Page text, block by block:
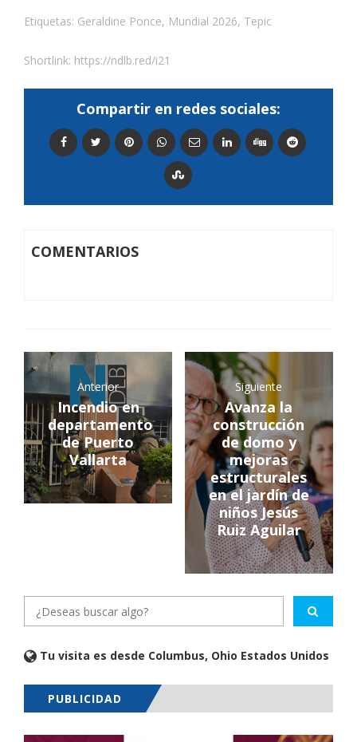
Etiquetas: Geraldine Ponce, Mundial 2026, Tepic
Shortlink: https://ndlb.red/i21
Compartir en redes sociales:
COMENTARIOS
Anterior
Incendio en
departamento
de Puerto
Vallarta
Siguiente
Avanza la
construcción
de domo y
mejoras
estructurales
en el jardín de
niños Jesús
Ruiz Aguilar
Tu visita es desde Columbus, Ohio Estados Unidos
PUBLICIDAD